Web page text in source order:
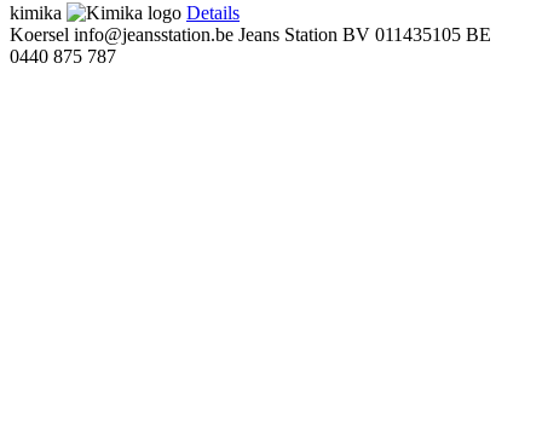
kimika
Details
Koersel info@jeansstation.be Jeans Station BV 011435105 BE
0440 875 787